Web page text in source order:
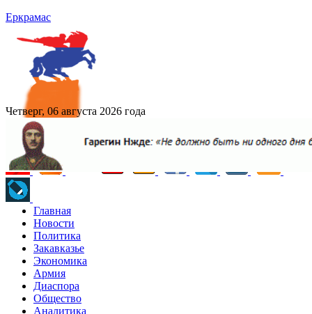
Еркрамас
Четверг, 06 августа 2026 года
Главная
Новости
Политика
Закавказье
Экономика
Армия
Диаспора
Общество
Аналитика